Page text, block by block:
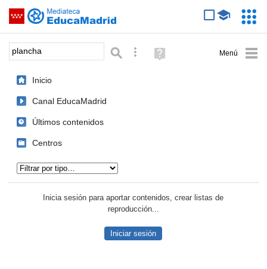
Saltar navegación
Palabra o frase: Búsqueda avanzada
Ayuda
(en
Inicio
Canal EducaMadrid
Últimos contenidos
Centros
Inicia sesión para aportar contenidos, crear listas de
reproducción...
Iniciar sesión